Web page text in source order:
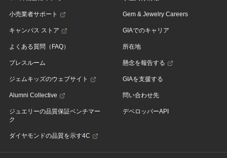
小売業者サポート
キャンパス ストア
よくある質問（FAQ）
プレスルーム
ジェムキッズのウェブサイト
Alumni Collective
ジュエリーの品質保証ベンチマー
ク
ダイヤモンドの品質を示す4C
Gem & Jewelry Careers
GIAでのキャリア
所在地
懸念を報告する
GIAを支援する
問い合わせ先
デベロッパーAPI